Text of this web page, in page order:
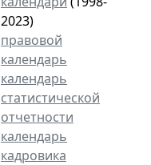
2023)
правовой
календарь
календарь
статистической
отчетности
календарь
кадровика